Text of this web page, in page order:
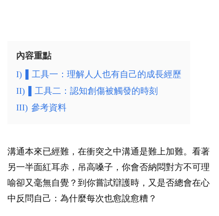
內容重點
I)
▌工具一：理解人人也有自己的成長經歷
II)
▌工具二：認知創傷被觸發的時刻
III) 參考資料
溝通本來已經難，在衝突之中溝通是難上加難。看著
另一半面紅耳赤，吊高嗓子，你會否納悶對方不可理
喻卻又毫無自覺？到你嘗試辯護時，又是否總會在心
中反問自己：為什麼每次也愈說愈糟？